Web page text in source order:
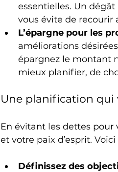
essentielles. Un
vous évite de recourir
L’épargne pour les
améliorations
épargnez le montant
mieux planifier, de
Une planification qui
En évitant les dettes pour
et votre paix d’esprit.
Définissez des